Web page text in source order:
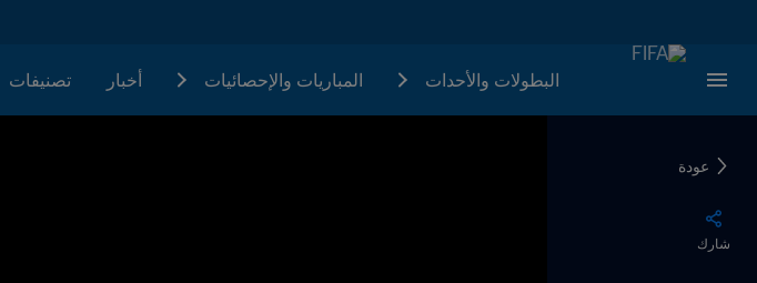
البطولات والأحدات المباريات والإحصائيات أخبار تصنيفات
عودة
شارك